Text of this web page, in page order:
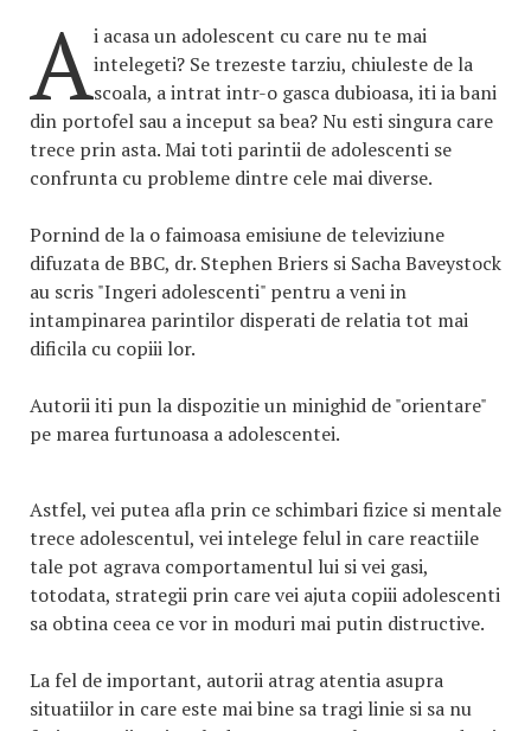
Ai acasa un adolescent cu care nu te mai
intelegeti? Se trezeste tarziu, chiuleste de la
scoala, a intrat intr-o gasca dubioasa, iti ia bani
din portofel sau a inceput sa bea? Nu esti singura care
trece prin asta. Mai toti parintii de adolescenti se
confrunta cu probleme dintre cele mai diverse.
Pornind de la o faimoasa emisiune de televiziune
difuzata de BBC, dr. Stephen Briers si Sacha Baveystock
au scris "Ingeri adolescenti" pentru a veni in
intampinarea parintilor disperati de relatia tot mai
dificila cu copiii lor.
Autorii iti pun la dispozitie un minighid de "orientare"
pe marea furtunoasa a adolescentei.
Astfel, vei putea afla prin ce schimbari fizice si mentale
trece adolescentul, vei intelege felul in care reactiile
tale pot agrava comportamentul lui si vei gasi,
totodata, strategii prin care vei ajuta copiii adolescenti
sa obtina ceea ce vor in moduri mai putin distructive.
La fel de important, autorii atrag atentia asupra
situatiilor in care este mai bine sa tragi linie si sa nu